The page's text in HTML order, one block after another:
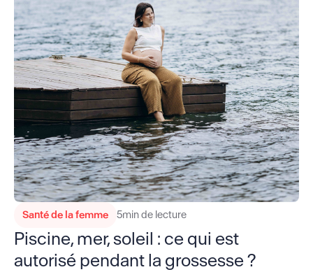
Santé de la femme 5min de lecture
Piscine, mer, soleil : ce qui est
autorisé pendant la grossesse ?